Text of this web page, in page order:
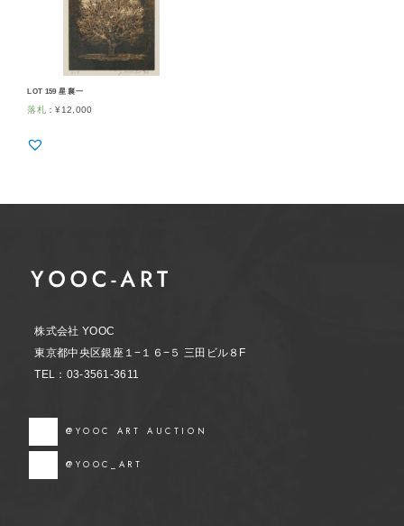
LOT 159 星 襄一
落札 ：¥12,000
株式会社 YOOC
東京都中央区銀座１−１６−５ 三田ビル８F
TEL：03-3561-3611
@YOOC ART AUCTION
@YOOC_ART